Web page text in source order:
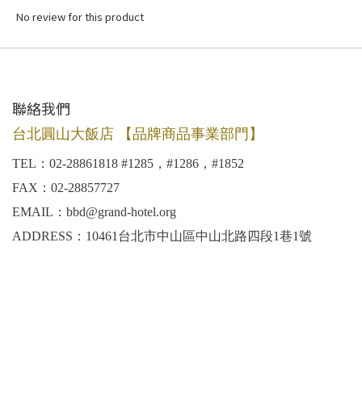
No review for this product
聯絡我們
台北圓山大飯店 【品牌商品事業部門】
TEL：02-28861818 #1285，#1286，#1852
FAX：02-28857727
EMAIL：bbd@grand-hotel.org
ADDRESS：10461台北市中山區中山北路四段1巷1號